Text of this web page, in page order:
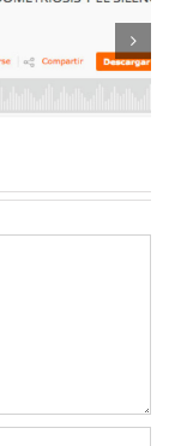
Endometriosis:
cuando la
sexualidad
duele.